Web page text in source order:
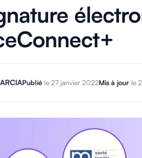
Publié le 27 janvier 2022Mis à jour le